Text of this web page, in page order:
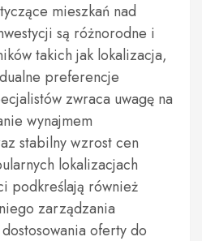
mieszkań nad
są różnorodne i
takich jak lokalizacja,
preferencje
zwraca uwagę na
wynajmem
stabilny wzrost cen
lokalizacjach
podkreślają również
zarządzania
oferty do